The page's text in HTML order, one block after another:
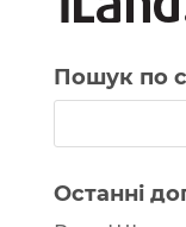
Пошук по
Останні